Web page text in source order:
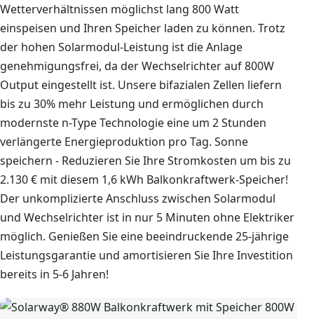
Wetterverhältnissen möglichst lang 800 Watt
einspeisen und Ihren Speicher laden zu können. Trotz
der hohen Solarmodul-Leistung ist die Anlage
genehmigungsfrei, da der Wechselrichter auf 800W
Output eingestellt ist. Unsere bifazialen Zellen liefern
bis zu 30% mehr Leistung und ermöglichen durch
modernste n-Type Technologie eine um 2 Stunden
verlängerte Energieproduktion pro Tag. Sonne
speichern - Reduzieren Sie Ihre Stromkosten um bis zu
2.130 € mit diesem 1,6 kWh Balkonkraftwerk-Speicher!
Der unkomplizierte Anschluss zwischen Solarmodul
und Wechselrichter ist in nur 5 Minuten ohne Elektriker
möglich. Genießen Sie eine beeindruckende 25-jährige
Leistungsgarantie und amortisieren Sie Ihre Investition
bereits in 5-6 Jahren!